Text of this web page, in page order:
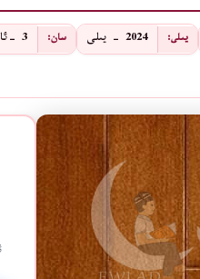
يىلى: 2024 - يىلى سان: 3 -ئاي